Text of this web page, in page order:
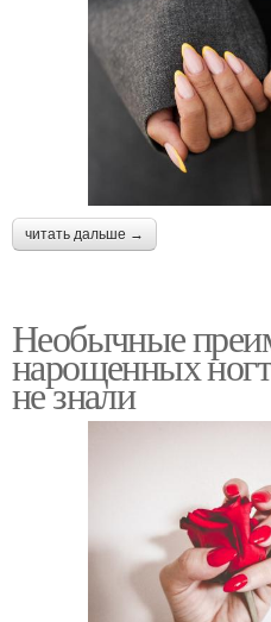
читать дальше →
Необычные
нарощенных
не знали